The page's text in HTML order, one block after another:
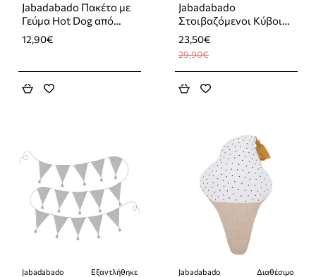
Jabadabado Πακέτο με
Γεύμα Hot Dog από
Ξύλο
12,90€
Jabadabado
Στοιβαζόμενοι Κύβοι
με Αυτοκινητάκια
23,50€
29,90€
Jabadabado Εξαντλήθηκε -25%
Jabadabado Διαθέσιμο